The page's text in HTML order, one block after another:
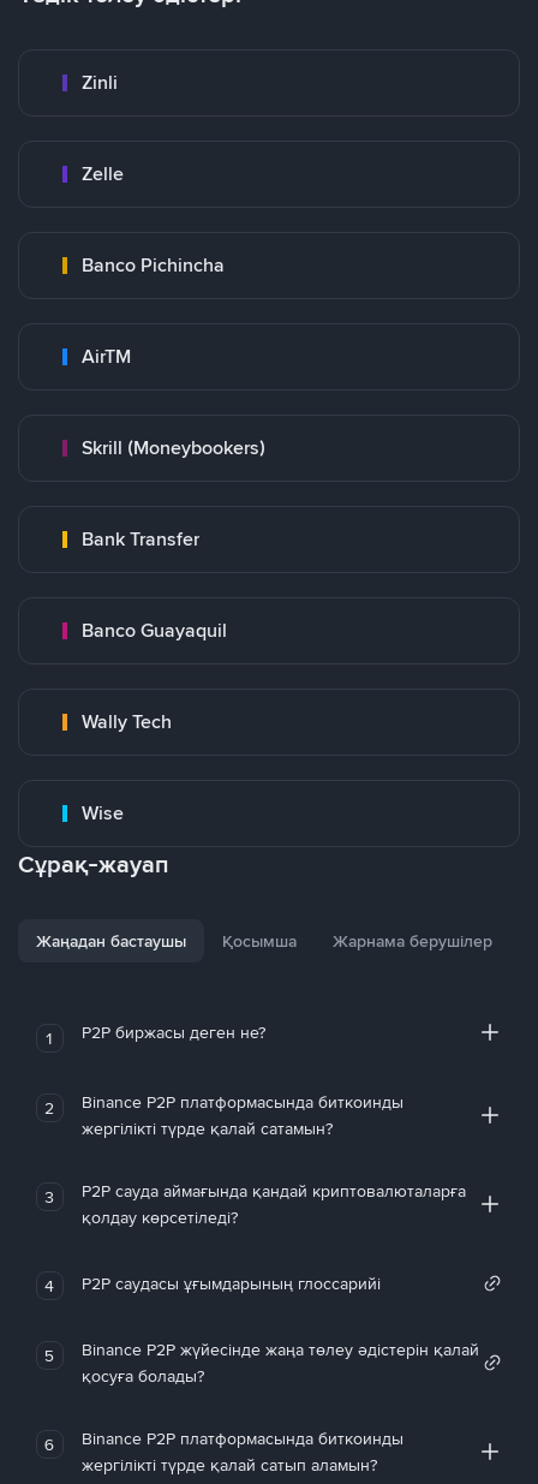
Zinli
Zelle
Banco Pichincha
AirTM
Skrill (Moneybookers)
Bank Transfer
Banco Guayaquil
Wally Tech
Wise
Сұрақ-жауап
Жаңадан бастаушы Қосымша Жарнама берушілер
1 P2P биржасы деген не?
2
Binance P2P платформасында биткоинды
жергілікті түрде қалай сатамын?
3
P2P сауда аймағында қандай криптовалюталарға
қолдау көрсетіледі?
4 P2P саудасы ұғымдарының глоссарийі
5
Binance P2P жүйесінде жаңа төлеу әдістерін қалай
қосуға болады?
6
Binance P2P платформасында биткоинды
жергілікті түрде қалай сатып аламын?